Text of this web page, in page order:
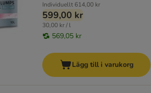
Individuellt 614,00 kr
599,00 kr
30,00 kr / l
569,05 kr
Lägg till i varukorg